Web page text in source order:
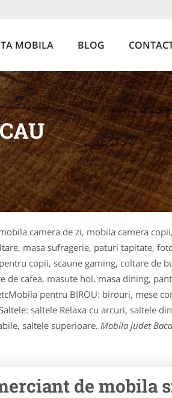
MOBILA BLOG
camera de zi, mobila camera
masa sufragerie, paturi tapitate,
copii, scaune gaming, coltare de
cafea, masute hol, masa dining,
pentru BIROU: birouri, mese
saltele Relaxa cu arcuri, saltele
saltele superioare. Mobila judet
de mobila